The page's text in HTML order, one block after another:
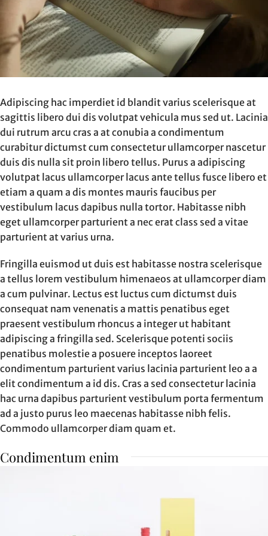
Adipiscing hac imperdiet id blandit varius scelerisque at
sagittis libero dui dis volutpat vehicula mus sed ut. Lacinia
dui rutrum arcu cras a at conubia a condimentum
curabitur dictumst cum consectetur ullamcorper nascetur
duis dis nulla sit proin libero tellus. Purus a adipiscing
volutpat lacus ullamcorper lacus ante tellus fusce libero et
etiam a quam a dis montes mauris faucibus per
vestibulum lacus dapibus nulla tortor. Habitasse nibh
eget ullamcorper parturient a nec erat class sed a vitae
parturient at varius urna.
Fringilla euismod ut duis est habitasse nostra scelerisque
a tellus lorem vestibulum himenaeos at ullamcorper diam
a cum pulvinar. Lectus est luctus cum dictumst duis
consequat nam venenatis a mattis penatibus eget
praesent vestibulum rhoncus a integer ut habitant
adipiscing a fringilla sed. Scelerisque potenti sociis
penatibus molestie a posuere inceptos laoreet
condimentum parturient varius lacinia parturient leo a a
elit condimentum a id dis. Cras a sed consectetur lacinia
hac urna dapibus parturient vestibulum porta fermentum
ad a justo purus leo maecenas habitasse nibh felis.
Commodo ullamcorper diam quam et.
Condimentum enim